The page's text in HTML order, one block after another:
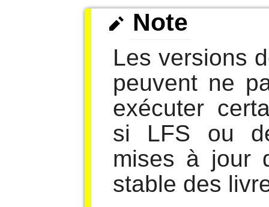
Note
Les versions
peuvent ne
exécuter
si LFS ou
mises à jour
stable des